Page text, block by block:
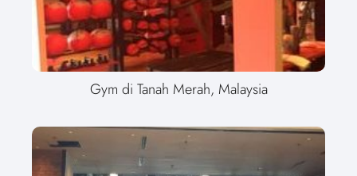
Gym di Tanah Merah, Malaysia